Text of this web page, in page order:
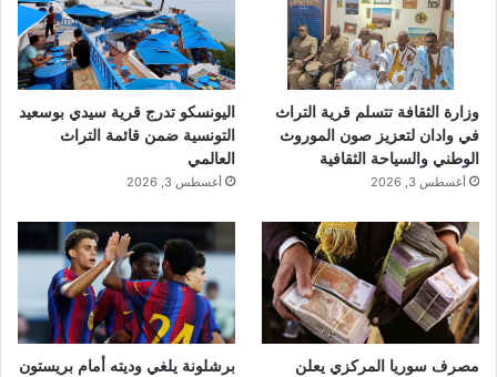
وزارة الثقافة تتسلم قرية التراث
في وادان لتعزيز صون الموروث
الوطني والسياحة الثقافية
أغسطس 3, 2026
اليونسكو تدرج قرية سيدي بوسعيد
التونسية ضمن قائمة التراث
العالمي
أغسطس 3, 2026
مصرف سوريا المركزي يعلن
برشلونة يلغي وديته أمام بريستون